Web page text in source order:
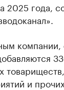
2025 года,
компании,
и